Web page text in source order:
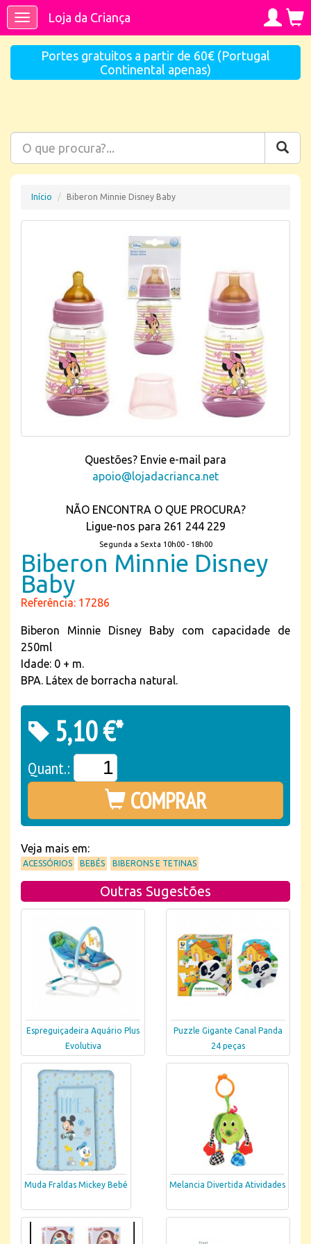
ToggleLoja da Criança
Portes gratuitos a partir de 60€ (Portugal
Continental apenas)
Início Biberon Minnie Disney Baby
Questões? Envie e-mail para
apoio@lojadacrianca.net
NÃO ENCONTRA O QUE PROCURA?
Ligue-nos para 261 244 229
Segunda a Sexta 10h00 - 18h00
Biberon Minnie Disney
Baby
Referência: 17286
Biberon Minnie Disney Baby com capacidade de
250ml
Idade: 0 + m.
BPA. Látex de borracha natural.
5,10 €*
Quant.:
COMPRAR
Veja mais em:
ACESSÓRIOS BEBÉS BIBERONS E TETINAS
Outras Sugestões
Espreguiçadeira Aquário Plus
Evolutiva
Puzzle Gigante Canal Panda
24 peças
Muda Fraldas Mickey Bebé Melancia Divertida Atividades